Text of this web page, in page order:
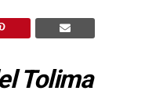
Tolima